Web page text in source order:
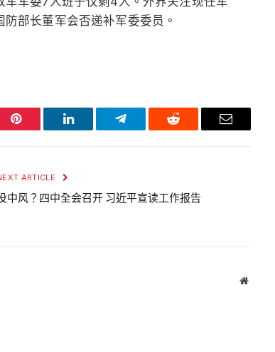
部长董军会否递补军委委员。
Pinterest LinkedIn Telegram Reddit Email
ARTICLE
中风？四中全会召开 习近平宣读工作报告
Website